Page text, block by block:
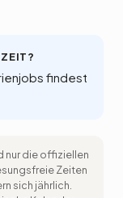
findest
nur die offiziellen
Zeiten
sich jährlich.